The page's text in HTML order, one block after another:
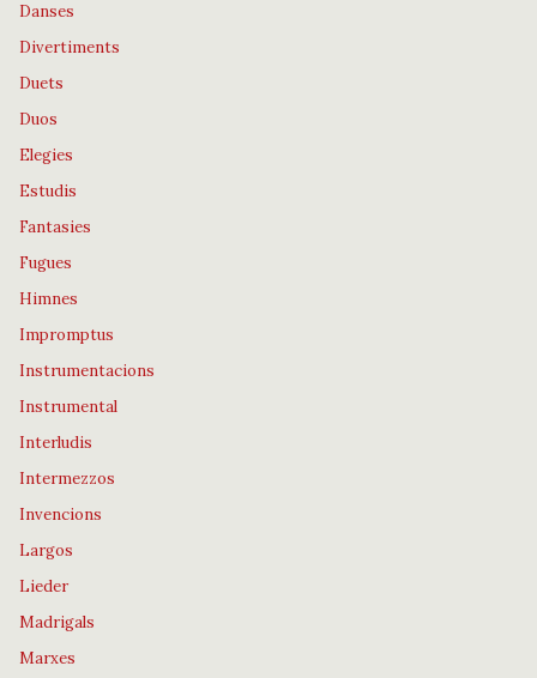
Danses
Divertiments
Duets
Duos
Elegies
Estudis
Fantasies
Fugues
Himnes
Impromptus
Instrumentacions
Instrumental
Interludis
Intermezzos
Invencions
Largos
Lieder
Madrigals
Marxes